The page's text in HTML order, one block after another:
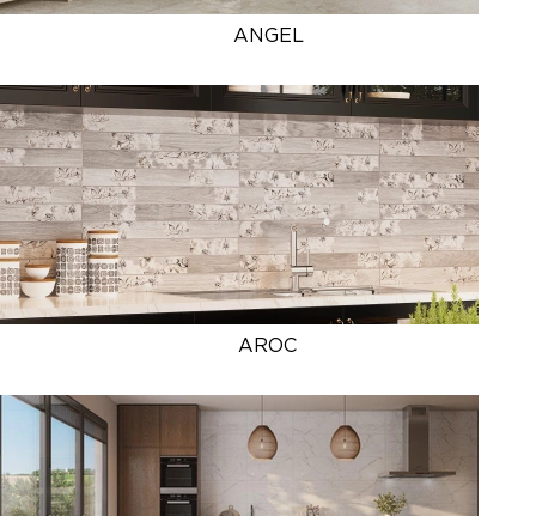
ANGEL
AROC